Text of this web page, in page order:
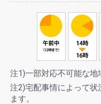
注1)一部対応不可能な地
注2)宅配事情によって状
ます。